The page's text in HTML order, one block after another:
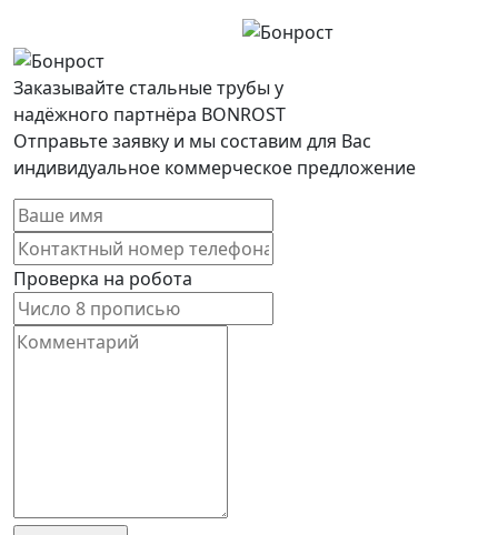
Заказывайте стальные трубы у
надёжного партнёра BONROST
Отправьте заявку и мы составим для Вас
индивидуальное коммерческое предложение
Проверка на робота